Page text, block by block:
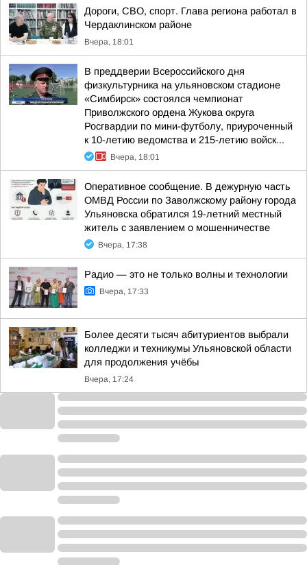
Дороги, СВО, спорт. Глава региона работал в
Чердаклинском районе
Вчера, 18:01
В преддверии Всероссийского дня
физкультурника на ульяновском стадионе
«Симбирск» состоялся чемпионат
Приволжского ордена Жукова округа
Росгвардии по мини-футболу, приуроченный
к 10-летию ведомства и 215-летию войск...
Вчера, 18:01
Оперативное сообщение. В дежурную часть
ОМВД России по Заволжскому району города
Ульяновска обратился 19-летний местный
житель с заявлением о мошенничестве
Вчера, 17:38
Радио — это не только волны и технологии
Вчера, 17:33
Более десяти тысяч абитуриентов выбрали
колледжи и техникумы Ульяновской области
для продолжения учёбы
Вчера, 17:24